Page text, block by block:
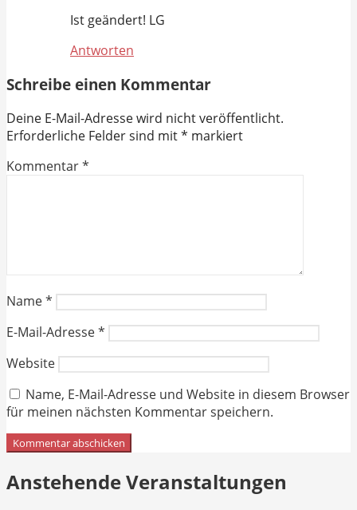
Ist geändert! LG
Antworten
Schreibe einen Kommentar
Deine E-Mail-Adresse wird nicht veröffentlicht.
Erforderliche Felder sind mit* markiert
Kommentar*
Name*
E-Mail-Adresse*
Website
Name, E-Mail-Adresse und Website in diesem Browser
für meinen nächsten Kommentar speichern.
Anstehende Veranstaltungen